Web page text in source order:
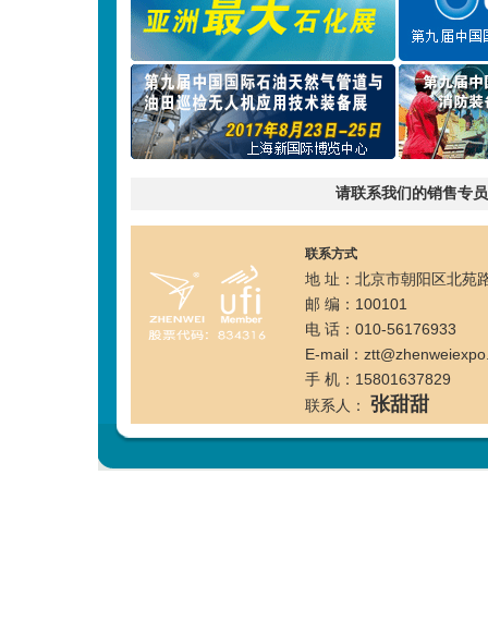
请联系我们的销售专
联系方式
地 址：北京市朝阳区北苑
邮 编：100101
电 话：010-56176933
E-mail：
手 机：15801637829
联系人： 张甜甜